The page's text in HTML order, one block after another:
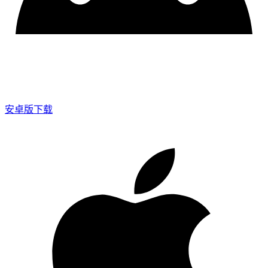
安卓版下载